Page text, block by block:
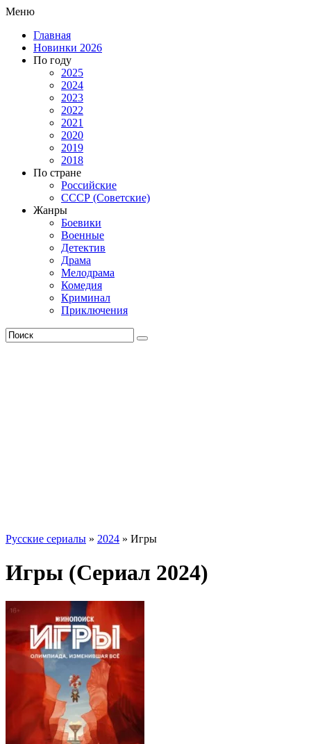
Меню
Главная
Новинки 2026
По году
2025
2024
2023
2022
2021
2020
2019
2018
По стране
Российские
СССР (Советские)
Жанры
Боевики
Военные
Детектив
Драма
Мелодрама
Комедия
Криминал
Приключения
Русские сериалы » 2024 » Игры
Игры (Сериал 2024)